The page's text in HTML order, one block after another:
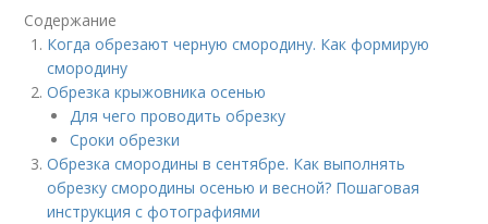
Содержание
Когда обрезают черную смородину. Как формирую
смородину
Обрезка крыжовника осенью
Для чего проводить обрезку
Сроки обрезки
Обрезка смородины в сентябре. Как выполнять
обрезку смородины осенью и весной? Пошаговая
инструкция с фотографиями